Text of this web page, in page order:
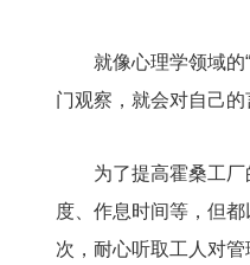
就像心理学领域
门观察，就会对自己
为了提高霍桑工
度、作息时间等，但
次，耐心听取工人对